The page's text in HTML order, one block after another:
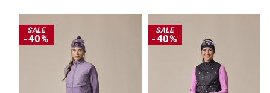
SALE
-40%
SALE
-40%